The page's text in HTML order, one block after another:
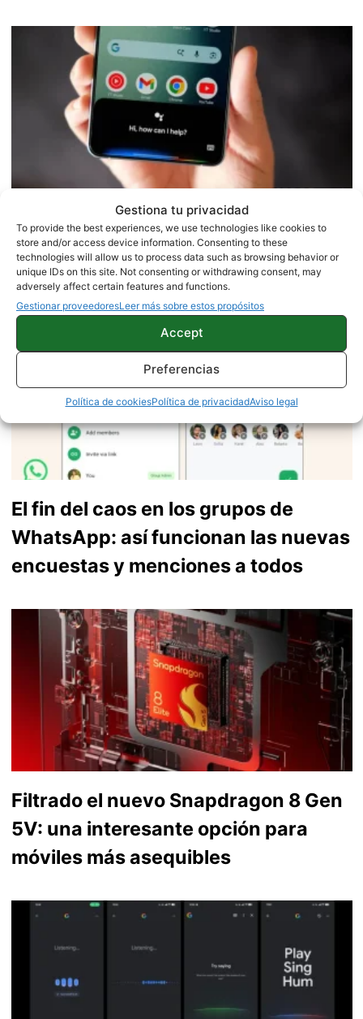
Gestiona tu privacidad
To provide the best experiences, we use technologies like cookies to
store and/or access device information. Consenting to these
technologies will allow us to process data such as browsing behavior or
unique IDs on this site. Not consenting or withdrawing consent, may
adversely affect certain features and functions.
Gestionar proveedoresLeer más sobre estos propósitos
Accept
Preferencias
Política de cookiesPolítica de privacidadAviso legal
Adiós definitivo a Google Assistant
en Android: confirmado su cierre en
septiembre
El fin del caos en los grupos de
WhatsApp: así funcionan las nuevas
encuestas y menciones a todos
Filtrado el nuevo Snapdragon 8 Gen
5V: una interesante opción para
móviles más asequibles